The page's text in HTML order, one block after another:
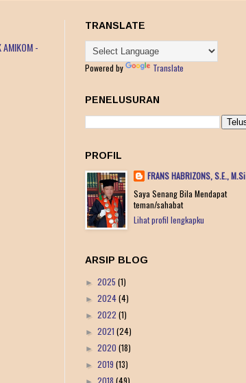
AMIKOM -
TRANSLATE
Powered by Translate
PENELUSURAN
PROFIL
FRANS HABRIZONS, S.E., M.Si
Saya Senang Bila Mendapat
teman/sahabat
Lihat profil lengkapku
ARSIP BLOG
► 2025 (1)
► 2024(4)
► 2022 (1)
► 2021 (24)
► 2020 (18)
► 2019 (13)
2018 (49)